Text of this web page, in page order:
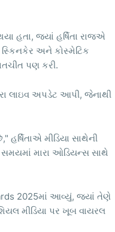
હતા, જ્યાં હર્ષિતા રાજએ
સ્કિનકેર અને કોસ્મેટિક
પણ કરી.
લાઇવ અપડેટ આપી, જેનાથી
મીડિયા સાથેની
મારા ઓડિયન્સ સાથે
2025માં આવ્યું, જ્યાં તેણે
મીડિયા પર ખૂબ વાયરલ